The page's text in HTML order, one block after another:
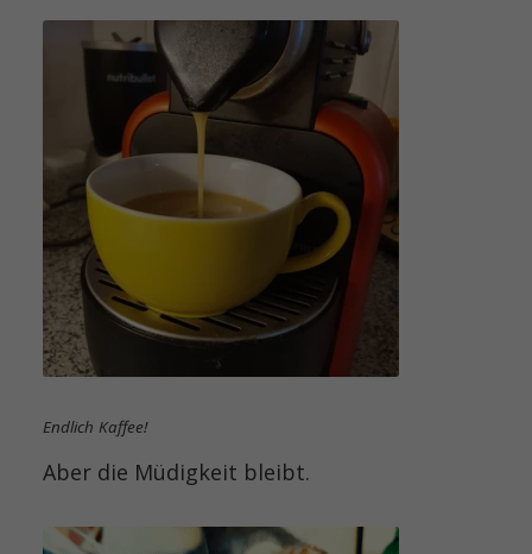
Endlich Kaffee!
Aber die Müdigkeit bleibt.